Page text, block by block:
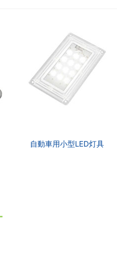
自動車用小型LED灯具